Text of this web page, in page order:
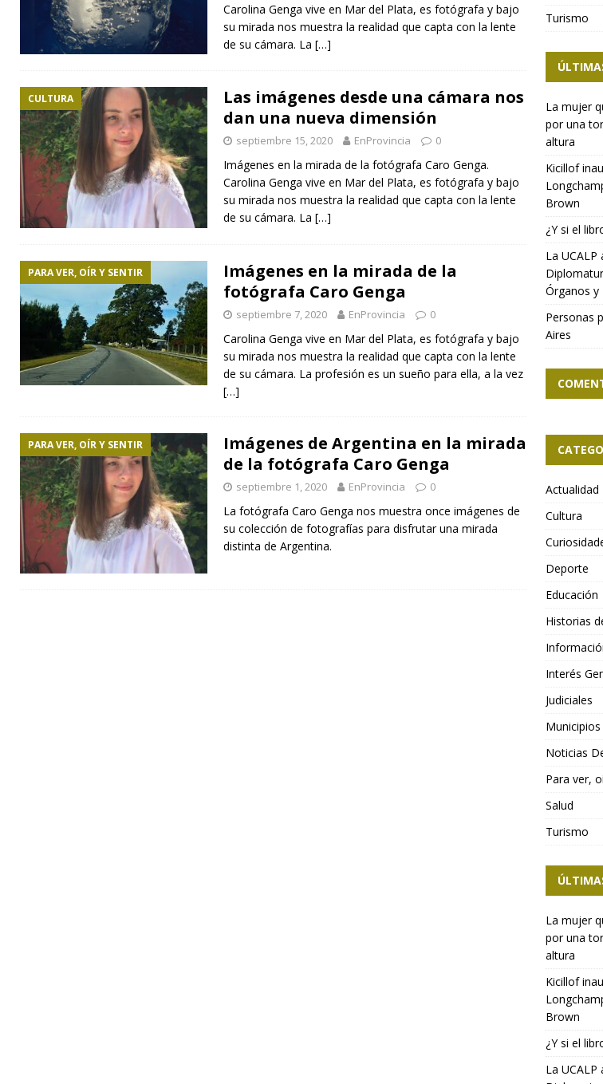
Carolina Genga vive en Mar del Plata, es fotógrafa y bajo
su mirada nos muestra la realidad que capta con la lente
de su cámara. La […]
CULTURA
Las imágenes desde una cámara nos
dan una nueva dimensión
septiembre 15, 2020 EnProvincia 0
Imágenes en la mirada de la fotógrafa Caro Genga.
Carolina Genga vive en Mar del Plata, es fotógrafa y bajo
su mirada nos muestra la realidad que capta con la lente
de su cámara. La […]
PARA VER, OÍR Y SENTIR
Imágenes en la mirada de la
fotógrafa Caro Genga
septiembre 7, 2020 EnProvincia 0
Carolina Genga vive en Mar del Plata, es fotógrafa y bajo
su mirada nos muestra la realidad que capta con la lente
de su cámara. La profesión es un sueño para ella, a la vez
[…]
PARA VER, OÍR Y SENTIR
Imágenes de Argentina en la mirada
de la fotógrafa Caro Genga
septiembre 1, 2020 EnProvincia 0
La fotógrafa Caro Genga nos muestra once imágenes de
su colección de fotografías para disfrutar una mirada
distinta de Argentina.
Turismo
La mujer
por una
altura
Kicillof
Brown
¿Y si el
La
Órganos y
Personas
Aires
Actualidad
Cultura
Deporte
Educación
Historias
Interés
Judiciales
Municipios
Noticias
Para ver,
Salud
Turismo
La mujer
por una
altura
Kicillof
Brown
¿Y si el
La